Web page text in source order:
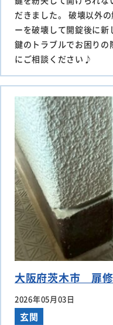
だきました。 破壊以外
ーを破壊して開錠後に新
鍵のトラブルでお困り
にご相談ください♪
大阪府茨木市 扉
2026年05月03日
玄関